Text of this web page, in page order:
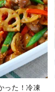
った！冷凍